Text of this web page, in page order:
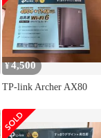
¥4,500
TP-link Archer AX80